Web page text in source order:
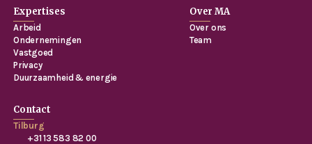
Expertises
Arbeid
Ondernemingen
Vastgoed
Privacy
Duurzaamheid & energie
Over MA
Over ons
Team
Contact
Tilburg
+31 13 583 82 00